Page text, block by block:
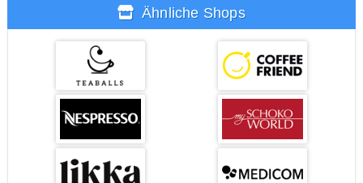
Ähnliche Shops